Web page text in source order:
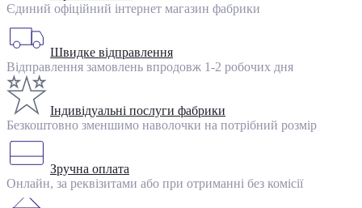
Єдиний офіційний інтернет магазин фабрики
Швидке відправлення
Відправлення замовлень впродовж 1-2 робочих дня
Індивідуальні послуги фабрики
Безкоштовно зменшимо наволочки на потрібний розмір
Зручна оплата
Онлайн, за реквізитами або при отриманні без комісії